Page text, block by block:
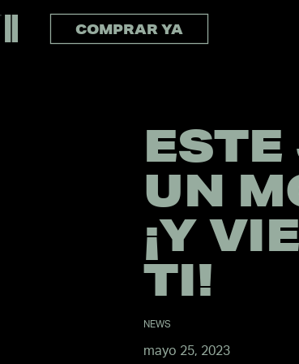
COMPRAR YA
UN
¡Y
TI!
NEWS
mayo 25, 2023